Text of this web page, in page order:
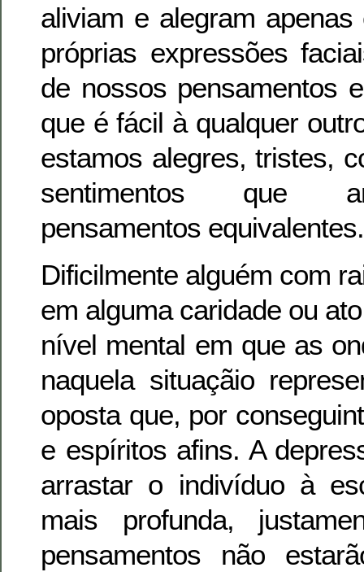
aliviam e alegram
próprias expressões
de nossos pensamentos
que é fácil à qualquer
estamos alegres, tristes,
sentimentos que
pensamentos equivalentes.
Dificilmente alguém com
em alguma caridade ou
nível mental em que as
naquela situaçãio
oposta que, por
e espíritos afins. A
arrastar o indivíduo à
mais profunda,
pensamentos não